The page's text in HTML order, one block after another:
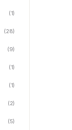
(1)
(28)
(9)
(1)
(1)
(2)
(5)